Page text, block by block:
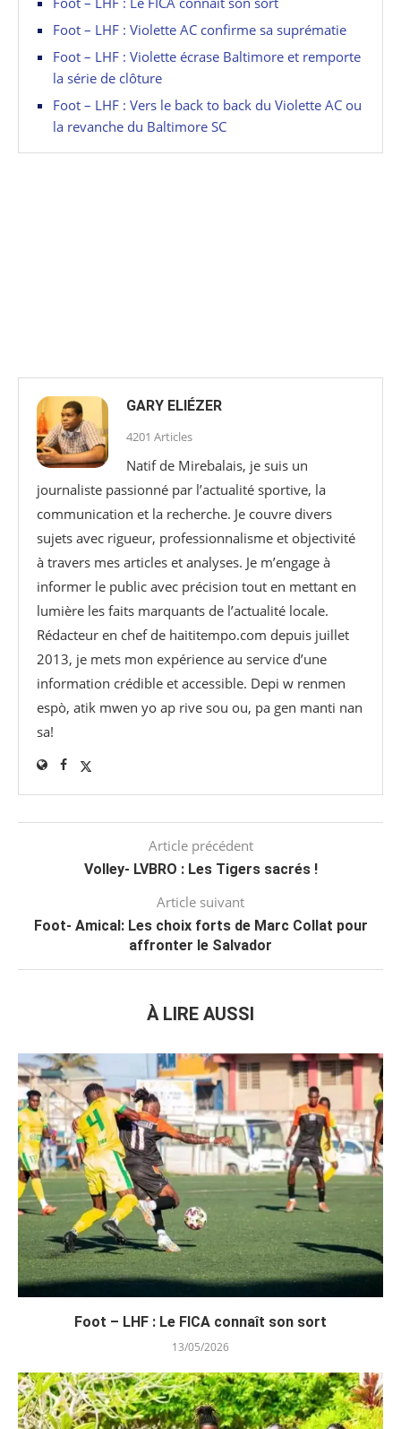
Foot – LHF : Violette AC confirme sa suprématie
Foot – LHF : Violette écrase Baltimore et remporte
la série de clôture
Foot – LHF : Vers le back to back du Violette AC ou
la revanche du Baltimore SC
GARY ELIÉZER
4201 Articles
Natif de Mirebalais, je suis un
journaliste passionné par l’actualité sportive, la
communication et la recherche. Je couvre divers
sujets avec rigueur, professionnalisme et objectivité
à travers mes articles et analyses. Je m’engage à
informer le public avec précision tout en mettant en
lumière les faits marquants de l’actualité locale.
Rédacteur en chef de haititempo.com⁠ depuis juillet
2013, je mets mon expérience au service d’une
information crédible et accessible. Depi w renmen
espò, atik mwen yo ap rive sou ou, pa gen manti nan
sa!
Article précédent
Volley- LVBRO : Les Tigers sacrés !
Article suivant
Foot- Amical: Les choix forts de Marc Collat pour
affronter le Salvador
À LIRE AUSSI
Foot – LHF : Le FICA connaît son sort
13/05/2026